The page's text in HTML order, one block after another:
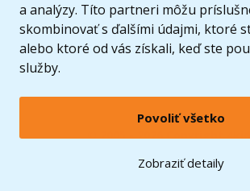
a analýzy. Títo partneri môžu
skombinovať s ďalšími údajmi, ktoré
alebo ktoré od vás získali, keď ste
služby.
Povoliť všetko
Zobraziť detaily
© 2005 - 2026 Copyright
LEGO, logo LEGO a minifigúrka sú ochrannými známkami
2024 The LEGO Group.